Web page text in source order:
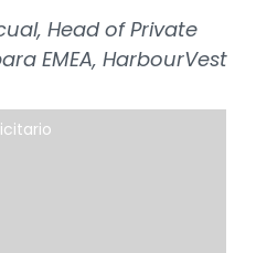
Head of Private
EMEA, HarbourVest